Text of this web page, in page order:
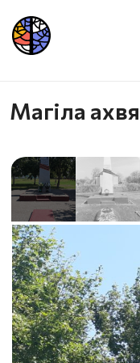
Магіла